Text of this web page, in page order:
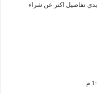
تفاصيل اكتر عن شراء